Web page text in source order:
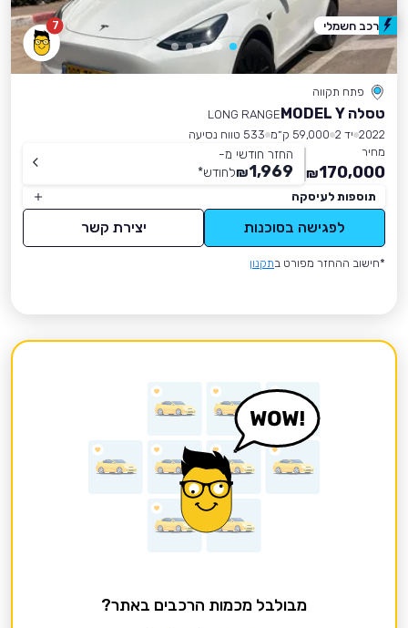
7
פתח תקווה
טסלה MODEL Y
LONG RANGE
2022 יד 2 59,000 ק״מ
533 טווח נסיעה
מחיר
170,000
₪
החזר חודשי מ-
1,969
₪לחודש*
תוספות לעיסקה
לפגישה בסוכנות יצירת קשר
*חישוב ההחזר מפורט בתקנון
רכב חשמלי
מבולבל מכמות הרכבים באתר?